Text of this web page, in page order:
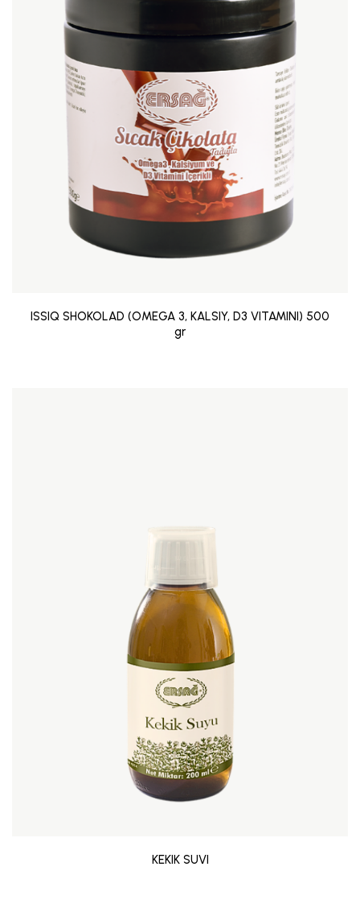
ISSIQ SHOKOLAD (OMEGA 3, KALSIY, D3 VITAMINI) 500
gr
KEKIK SUVI